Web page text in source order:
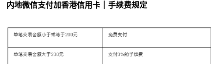
内地微信支付加香港信用卡｜手续费规定